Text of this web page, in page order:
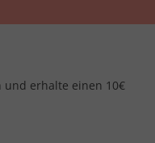
erhalte einen 10€